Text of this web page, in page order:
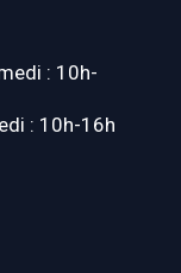
: 10h-
: 10h-16h